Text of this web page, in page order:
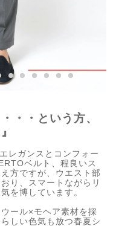
・・という方、
レガンスとコンフォー
ベルト、程良いス
方ですが、ウエスト部
り、スマートながらリ
を博しています。
ール×モヘア素材を採
しい色気も放つ春夏シ